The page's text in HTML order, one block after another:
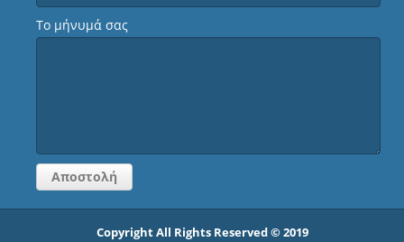
Το μήνυμά σας
Copyright All Rights Reserved © 2019